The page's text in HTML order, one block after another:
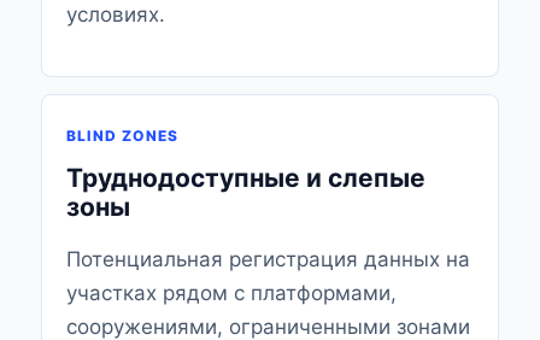
условиях.
BLIND ZONES
Труднодоступные и слепые
зоны
Потенциальная регистрация данных на
участках рядом с платформами,
сооружениями, ограниченными зонами